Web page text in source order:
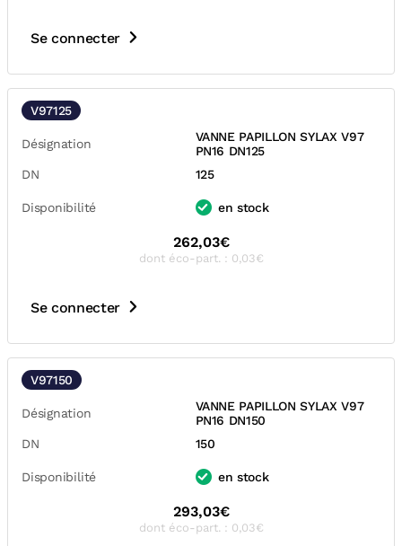
Se connecter
V97125
Désignation
VANNE PAPILLON SYLAX V97
PN16 DN125
DN
125
Disponibilité en stock
262,03€
dont éco-part. : 0,03€
Se connecter
V97150
Désignation
VANNE PAPILLON SYLAX V97
PN16 DN150
DN
150
Disponibilité en stock
293,03€
dont éco-part. : 0,03€